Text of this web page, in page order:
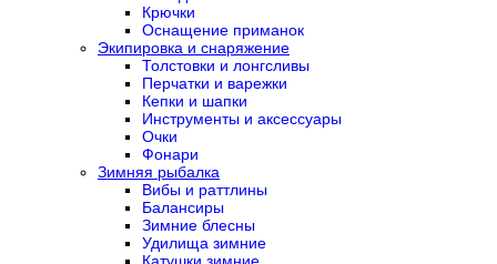
Крючки
Оснащение приманок
Экипировка и снаряжение
Толстовки и лонгсливы
Перчатки и варежки
Кепки и шапки
Инструменты и аксессуары
Очки
Фонари
Зимняя рыбалка
Вибы и раттлины
Балансиры
Зимние блесны
Удилища зимние